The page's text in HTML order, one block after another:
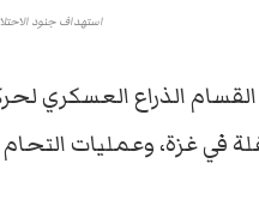
استهداف جنود
الذراع العسكري
في غزة، وعمليات